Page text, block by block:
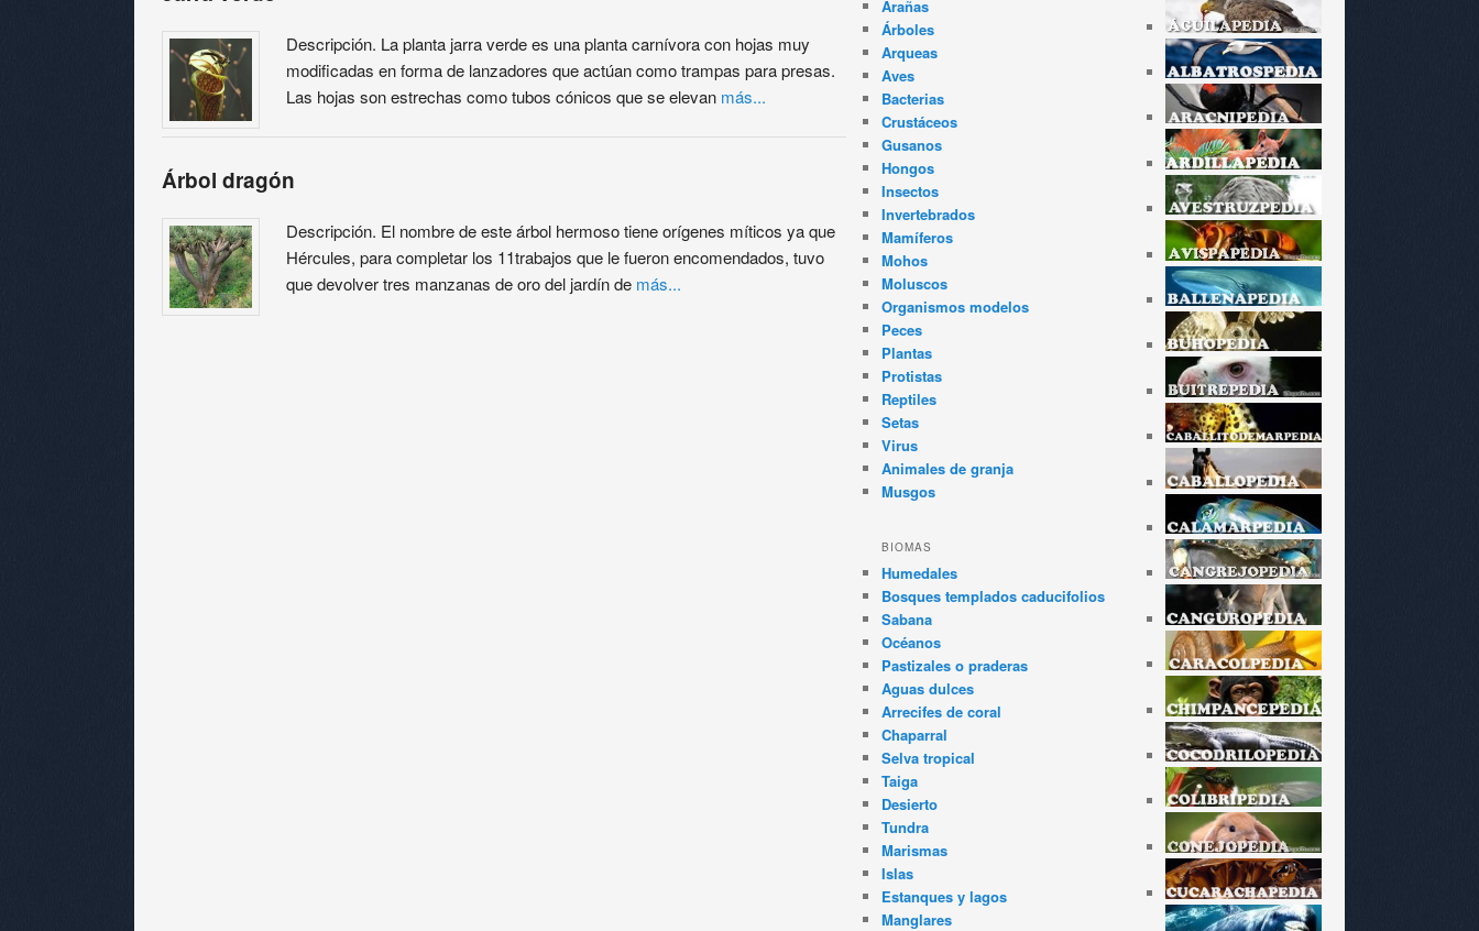
Descripción. La planta jarra verde es una planta carnívora con hojas muy
modificadas en forma de lanzadores que actúan como trampas para presas.
Las hojas son estrechas como tubos cónicos que se elevan más...
Árbol dragón
Descripción. El nombre de este árbol hermoso tiene orígenes míticos ya que
Hércules, para completar los 11trabajos que le fueron encomendados, tuvo
que devolver tres manzanas de oro del jardín de más...
Arañas
Árboles
Arqueas
Aves
Bacterias
Crustáceos
Gusanos
Hongos
Insectos
Invertebrados
Mamíferos
Mohos
Moluscos
Organismos modelos
Peces
Plantas
Protistas
Reptiles
Setas
Virus
Animales de granja
Musgos
BIOMAS
Humedales
Bosques templados caducifolios
Sabana
Océanos
Pastizales o praderas
Aguas dulces
Arrecifes de coral
Chaparral
Selva tropical
Taiga
Desierto
Tundra
Marismas
Islas
Estanques y lagos
Manglares